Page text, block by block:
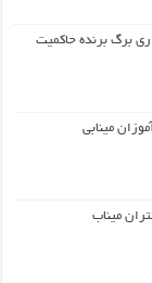
برگ برنده حاکمیت
مینابی
میناب